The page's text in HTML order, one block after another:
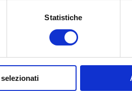
Statistiche
Flotte Leasing
Gruppo Hera